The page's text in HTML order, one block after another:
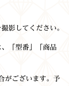
影してください。
「型番」「商品
がございます。予